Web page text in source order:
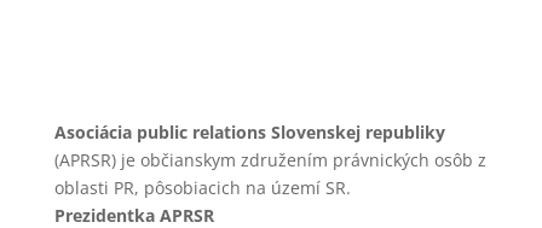
Asociácia public relations Slovenskej republiky
(APRSR) je občianskym združením právnických osôb z
oblasti PR, pôsobiacich na území SR.
Prezidentka APRSR